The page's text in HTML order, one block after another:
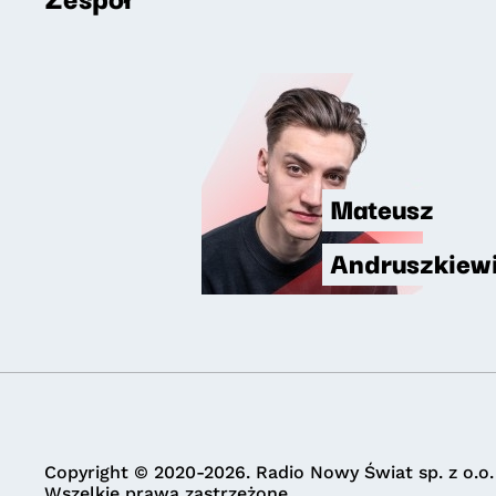
Mateusz
Copyright © 2020-2026. Radio Nowy Świat sp. z o.o.